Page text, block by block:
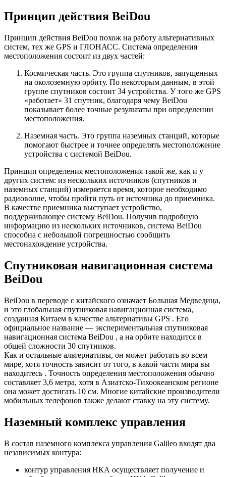
Принцип действия BeiDou
Принцип действия BeiDou похож на работу альтернативных
систем, тех же GPS и ГЛОНАСС. Система определения
местоположения состоит из двух частей:
Космическая часть. Это группа спутников, запущенных
на околоземную орбиту. По некоторым данным, в этой
группе спутников состоит 34 устройства. У того же GPS
«работает» 31 спутник, благодаря чему BeiDou
показывает более точные результаты при определении
местоположения.
Наземная часть. Это группа наземных станций, которые
помогают быстрее и точнее определять местоположение
устройства с системой BeiDou.
Принцип определения местоположения такой же, как и у
других систем: из нескольких источников (спутников и
наземных станций) измеряется время, которое необходимо
радиоволне, чтобы пройти путь от источника до приемника.
В качестве приемника выступает устройство,
поддерживающее систему BeiDou. Получив подробную
информацию из нескольких источников, система BeiDou
способна с небольшой погрешностью сообщить
местонахождение устройства.
Спутниковая навигационная система
BeiDou
BeiDou в переводе с китайского означает Большая Медведица,
и это глобальная спутниковая навигационная система,
созданная Китаем в качестве альтернативы GPS . Его
официальное название — экспериментальная спутниковая
навигационная система BeiDou , а на орбите находится в
общей сложности 30 спутников.
Как и остальные альтернативы, он может работать во всем
мире, хотя точность зависит от того, в какой части мира вы
находитесь . Точность определения местоположения обычно
составляет 3,6 метра, хотя в Азиатско-Тихоокеанском регионе
она может достигать 10 см. Многие китайские производители
мобильных телефонов также делают ставку на эту систему.
Наземный комплекс управления
В состав наземного комплекса управления Galileo входят два
независимых контура:
контур управления НКА осуществляет получение и